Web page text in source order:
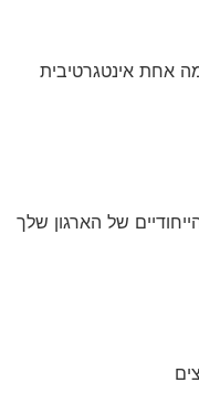
אחת אינטגרטיבית
של הארגון שלך